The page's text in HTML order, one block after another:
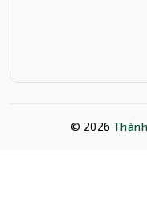
Một trong những ưu
4 cổng PoE hỗ trợ
© 2026